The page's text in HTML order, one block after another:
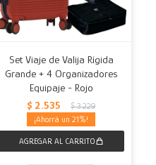
Set Viaje de Valija Rígida
Grande + 4 Organizadores
Equipaje - Rojo
$ 2.535 $ 3.229
21